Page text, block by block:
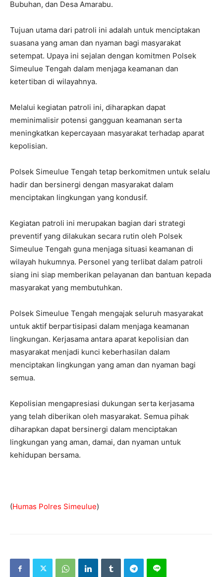
Bubuhan, dan Desa Amarabu.
Tujuan utama dari patroli ini adalah untuk menciptakan
suasana yang aman dan nyaman bagi masyarakat
setempat. Upaya ini sejalan dengan komitmen Polsek
Simeulue Tengah dalam menjaga keamanan dan
ketertiban di wilayahnya.
Melalui kegiatan patroli ini, diharapkan dapat
meminimalisir potensi gangguan keamanan serta
meningkatkan kepercayaan masyarakat terhadap aparat
kepolisian.
Polsek Simeulue Tengah tetap berkomitmen untuk selalu
hadir dan bersinergi dengan masyarakat dalam
menciptakan lingkungan yang kondusif.
Kegiatan patroli ini merupakan bagian dari strategi
preventif yang dilakukan secara rutin oleh Polsek
Simeulue Tengah guna menjaga situasi keamanan di
wilayah hukumnya. Personel yang terlibat dalam patroli
siang ini siap memberikan pelayanan dan bantuan kepada
masyarakat yang membutuhkan.
Polsek Simeulue Tengah mengajak seluruh masyarakat
untuk aktif berpartisipasi dalam menjaga keamanan
lingkungan. Kerjasama antara aparat kepolisian dan
masyarakat menjadi kunci keberhasilan dalam
menciptakan lingkungan yang aman dan nyaman bagi
semua.
Kepolisian mengapresiasi dukungan serta kerjasama
yang telah diberikan oleh masyarakat. Semua pihak
diharapkan dapat bersinergi dalam menciptakan
lingkungan yang aman, damai, dan nyaman untuk
kehidupan bersama.
(Humas Polres Simeulue)